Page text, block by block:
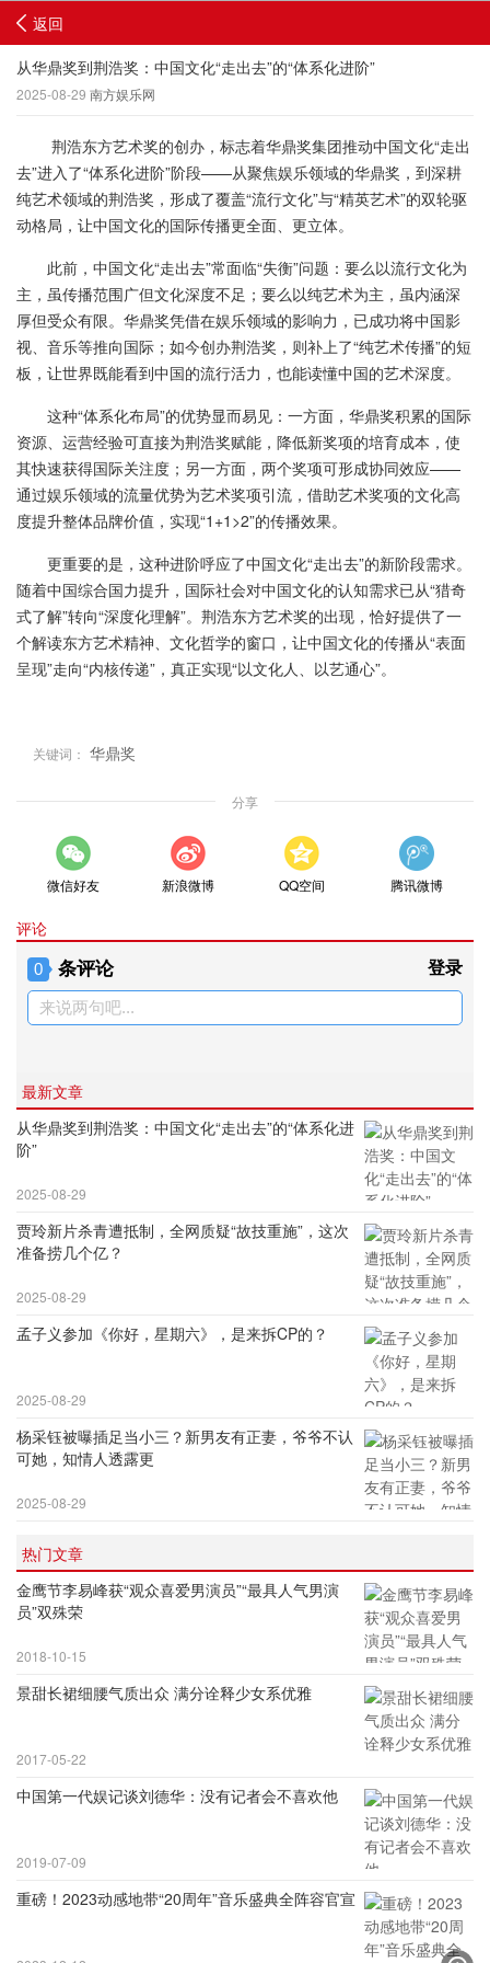
返回
从华鼎奖到荆浩奖：中国文化“走出去”的“体系化进阶”
2025-08-29 南方娱乐网
荆浩东方艺术奖的创办，标志着华鼎奖集团推动中国文化“走出
去”进入了“体系化进阶”阶段——从聚焦娱乐领域的华鼎奖，到深耕
纯艺术领域的荆浩奖，形成了覆盖“流行文化”与“精英艺术”的双轮驱
动格局，让中国文化的国际传播更全面、更立体。
此前，中国文化“走出去”常面临“失衡”问题：要么以流行文化为
主，虽传播范围广但文化深度不足；要么以纯艺术为主，虽内涵深
厚但受众有限。华鼎奖凭借在娱乐领域的影响力，已成功将中国影
视、音乐等推向国际；如今创办荆浩奖，则补上了“纯艺术传播”的短
板，让世界既能看到中国的流行活力，也能读懂中国的艺术深度。
这种“体系化布局”的优势显而易见：一方面，华鼎奖积累的国际
资源、运营经验可直接为荆浩奖赋能，降低新奖项的培育成本，使
其快速获得国际关注度；另一方面，两个奖项可形成协同效应——
通过娱乐领域的流量优势为艺术奖项引流，借助艺术奖项的文化高
度提升整体品牌价值，实现“1+1>2”的传播效果。
更重要的是，这种进阶呼应了中国文化“走出去”的新阶段需求。
随着中国综合国力提升，国际社会对中国文化的认知需求已从“猎奇
式了解”转向“深度化理解”。荆浩东方艺术奖的出现，恰好提供了一
个解读东方艺术精神、文化哲学的窗口，让中国文化的传播从“表面
呈现”走向“内核传递”，真正实现“以文化人、以艺通心”。
关键词： 华鼎奖
分享
微信好友 新浪微博 QQ空间 腾讯微博
评论
0 条评论 登录
来说两句吧...
最新文章
从华鼎奖到荆浩奖：中国文化“走出去”的“体系化进
阶”
2025-08-29
贾玲新片杀青遭抵制，全网质疑“故技重施”，这次
准备捞几个亿？
2025-08-29
孟子义参加《你好，星期六》，是来拆CP的？
2025-08-29
杨采钰被曝插足当小三？新男友有正妻，爷爷不认
可她，知情人透露更
2025-08-29
热门文章
金鹰节李易峰获“观众喜爱男演员”“最具人气男演
员”双殊荣
2018-10-15
景甜长裙细腰气质出众 满分诠释少女系优雅
2017-05-22
中国第一代娱记谈刘德华：没有记者会不喜欢他
2019-07-09
重磅！2023动感地带“20周年”音乐盛典全阵容官宣